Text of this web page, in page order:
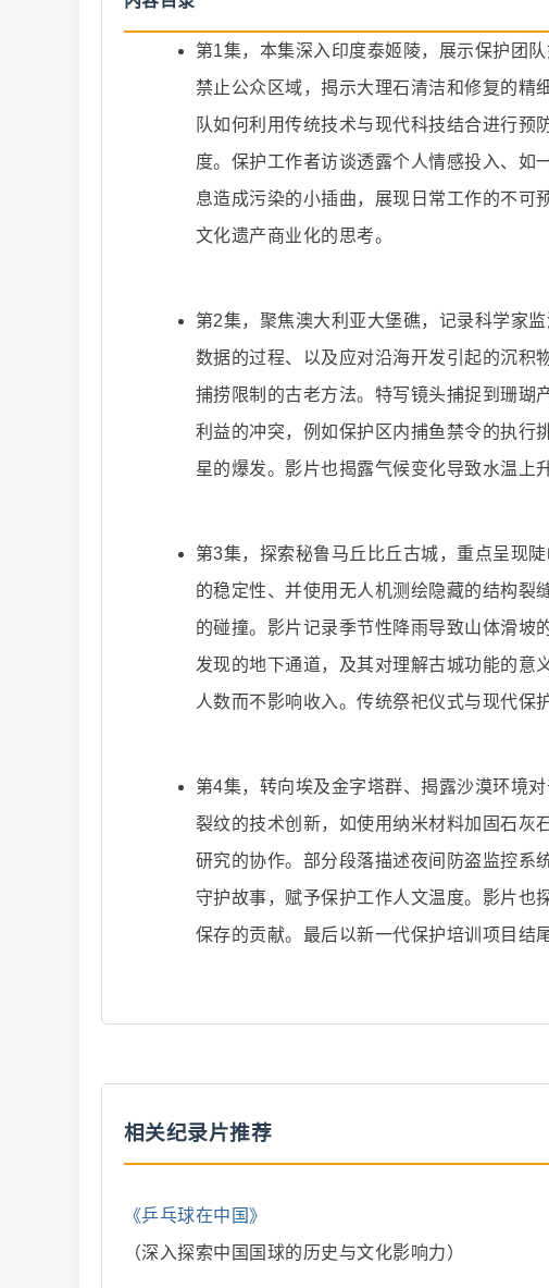
款
二
创
解
第1集，本集深入印度泰姬陵，展示保护团
禁止公众区域，揭示大理石清洁和修复的精
队如何利用传统技术与现代科技结合进行预
度。保护工作者访谈透露个人情感投入、如
息造成污染的小插曲，展现日常工作的不可
文化遗产商业化的思考。
第2集，聚焦澳大利亚大堡礁，记录科学家
数据的过程、以及应对沿海开发引起的沉积
捕捞限制的古老方法。特写镜头捕捉到珊瑚
利益的冲突，例如保护区内捕鱼禁令的执行
星的爆发。影片也揭露气候变化导致水温上
第3集，探索秘鲁马丘比丘古城，重点呈现
的稳定性、并使用无人机测绘隐藏的结构裂
的碰撞。影片记录季节性降雨导致山体滑坡
发现的地下通道，及其对理解古城功能的意
人数而不影响收入。传统祭祀仪式与现代保
第4集，转向埃及金字塔群、揭露沙漠环境
裂纹的技术创新，如使用纳米材料加固石灰
研究的协作。部分段落描述夜间防盗监控系
守护故事，赋予保护工作人文温度。影片也
保存的贡献。最后以新一代保护培训项目结
相关纪录片推荐
《乒乓球在中国》
（深入探索中国国球的历史与文化影响力）